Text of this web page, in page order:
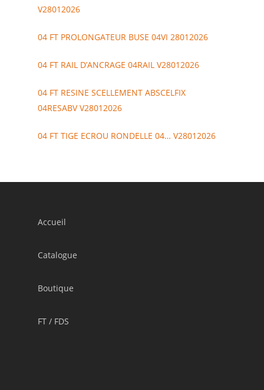
V28012026
04 FT PROLONGATEUR BUSE 04VI 28012026
04 FT RAIL D’ANCRAGE 04RAIL V28012026
04 FT RESINE SCELLEMENT ABSCELFIX
04RESABV V28012026
04 FT TIGE ECROU RONDELLE 04… V28012026
Accueil
Catalogue
Boutique
FT / FDS